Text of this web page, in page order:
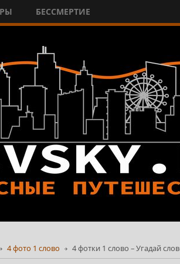
БЕССМЕРТИЕ
4 фото 1 слово 4 фотки 1 слово – Угадай